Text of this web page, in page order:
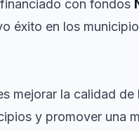
con fondos
éxito en los
mejorar la calidad
y promover una